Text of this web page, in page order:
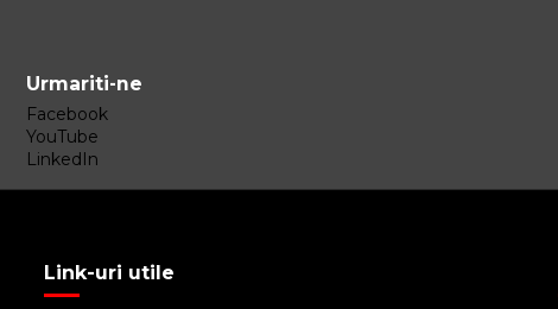
Urmariti-ne
Facebook
YouTube
LinkedIn
Link-uri utile